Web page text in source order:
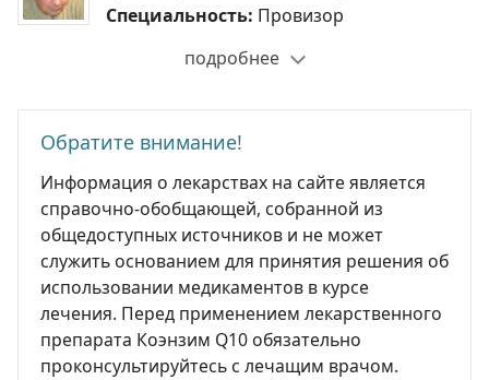
Специальность: Провизор
подробнее
Обратите внимание!
Информация о лекарствах на сайте является
справочно-обобщающей, собранной из
общедоступных источников и не может
служить основанием для принятия решения об
использовании медикаментов в курсе
лечения. Перед применением лекарственного
препарата Коэнзим Q10 обязательно
проконсультируйтесь с лечащим врачом.